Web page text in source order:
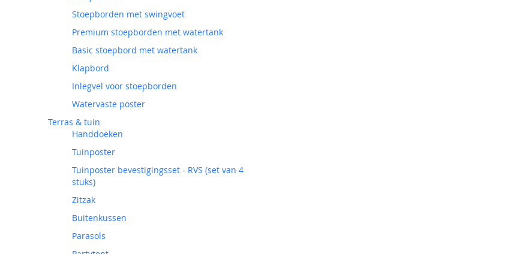
Stoepborden met swingvoet
Premium stoepborden met watertank
Basic stoepbord met watertank
Klapbord
Inlegvel voor stoepborden
Watervaste poster
Terras & tuin
Handdoeken
Tuinposter
Tuinposter bevestigingsset - RVS (set van 4
stuks)
Zitzak
Buitenkussen
Parasols